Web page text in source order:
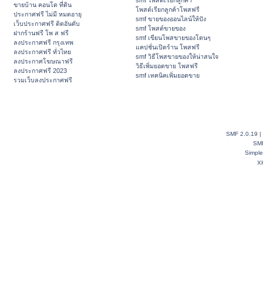
ขายบ้าน คอนโด ที่ดิน
ประกาศฟรี ไม่มี หมดอายุ
เว็บประกาศฟรี ติดอันดับ
ฝากร้านฟรี โพ ส ฟรี
ลงประกาศฟรี กรุงเทพ
ลงประกาศฟรี ทั่วไทย
ลงประกาศโฆษณาฟรี
ลงประกาศฟรี 2023
รวมเว็บลงประกาศฟรี
โพสต์เรียกลูกค้าโพสฟรี
smf ขายของออนไลน์ให้ปัง
smf โพสต์ขายของ
smf เขียนโพสขายของโดนๆ
แคปชั่นเปิดร้าน โพสฟรี
smf วิธีโพสขายของให้น่าสนใจ
วิธีเพิ่มยอดขาย โพสฟรี
smf เทคนิคเพิ่มยอดขาย
SMF 2.0.19 |